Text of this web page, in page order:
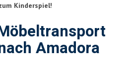
Kinderspiel!
Amadora